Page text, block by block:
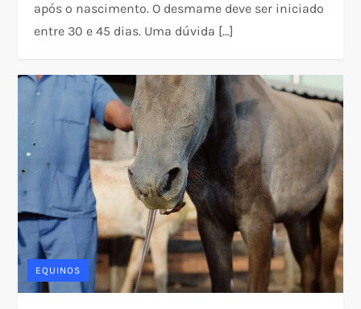
após o nascimento. O desmame deve ser iniciado
entre 30 e 45 dias. Uma dúvida […]
EQUINOS